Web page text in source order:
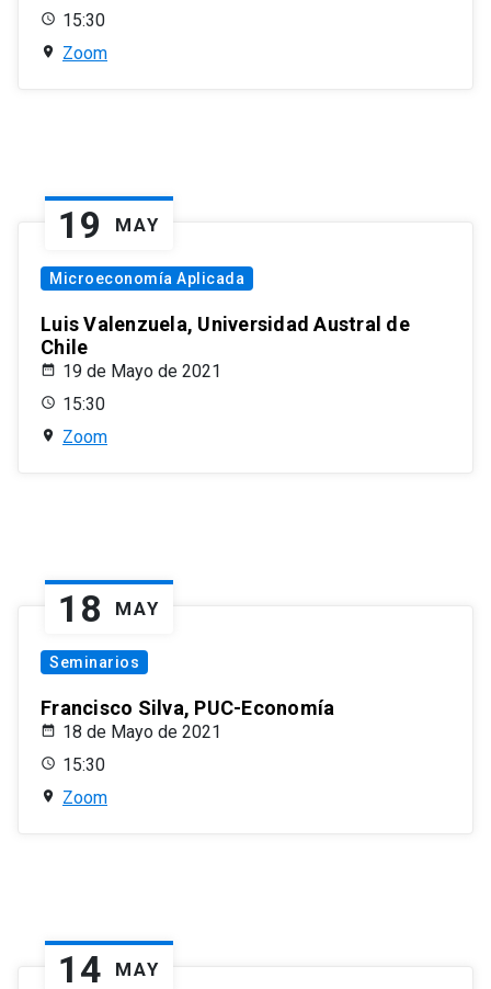
15:30
Zoom
19 MAY
Microeconomía Aplicada
Luis Valenzuela, Universidad Austral de
Chile
19 de Mayo de 2021
15:30
Zoom
18 MAY
Seminarios
Francisco Silva, PUC-Economía
18 de Mayo de 2021
15:30
Zoom
14 MAY